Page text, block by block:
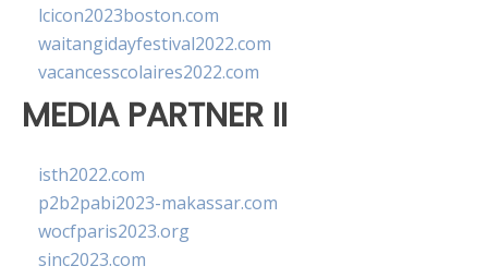
lcicon2023boston.com
waitangidayfestival2022.com
vacancesscolaires2022.com
MEDIA PARTNER II
isth2022.com
p2b2pabi2023-makassar.com
wocfparis2023.org
sinc2023.com